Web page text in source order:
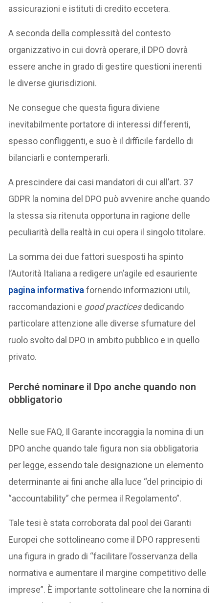
assicurazioni e istituti di credito eccetera.
A seconda della complessità del contesto
organizzativo in cui dovrà operare, il DPO dovrà
essere anche in grado di gestire questioni inerenti
le diverse giurisdizioni.
Ne consegue che questa figura diviene
inevitabilmente portatore di interessi differenti,
spesso confliggenti, e suo è il difficile fardello di
bilanciarli e contemperarli.
A prescindere dai casi mandatori di cui all’art. 37
GDPR la nomina del DPO può avvenire anche quando
la stessa sia ritenuta opportuna in ragione delle
peculiarità della realtà in cui opera il singolo titolare.
La somma dei due fattori suesposti ha spinto
l’Autorità Italiana a redigere un’agile ed esauriente
pagina informativafornendo informazioni utili,
raccomandazioni e good practicesdedicando
particolare attenzione alle diverse sfumature del
ruolo svolto dal DPO in ambito pubblico e in quello
privato.
Perché nominare il Dpo anche quando non
obbligatorio
Nelle sue FAQ, Il Garante incoraggia la nomina di un
DPO anche quando tale figura non sia obbligatoria
per legge, essendo tale designazione un elemento
determinante ai fini anche alla luce “del principio di
“accountability” che permea il Regolamento”.
Tale tesi è stata corroborata dal pool dei Garanti
Europei che sottolineano come il DPO rappresenti
una figura in grado di “facilitare l’osservanza della
normativa e aumentare il margine competitivo delle
imprese”. È importante sottolineare che la nomina di